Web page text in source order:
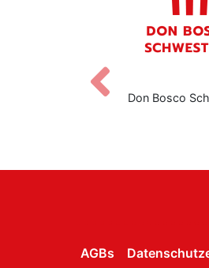
Don Bosco
AGBs